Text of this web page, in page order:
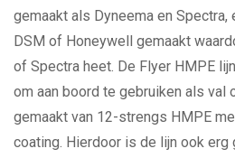
gemaakt als Dyneema en
DSM of Honeywell gemaakt
of Spectra heet. De Flyer HMPE
om aan boord te gebruiken als val
gemaakt van 12-strengs HMPE
coating. Hierdoor is de lijn ook